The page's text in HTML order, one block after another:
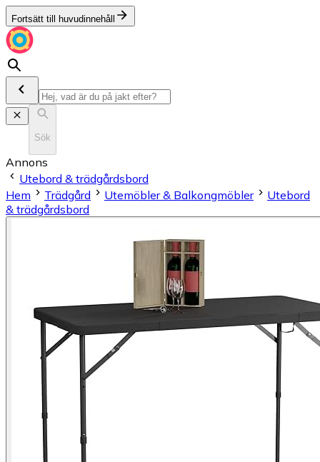
Fortsätt till huvudinnehåll
Sök
Annons
Utebord & trädgårdsbord
Hem
Trädgård Utemöbler & Balkongmöbler
Utebord
& trädgårdsbord